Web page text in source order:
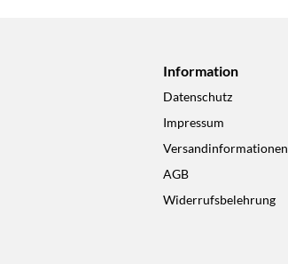
Information
Datenschutz
Impressum
Versandinformationen
AGB
Widerrufsbelehrung